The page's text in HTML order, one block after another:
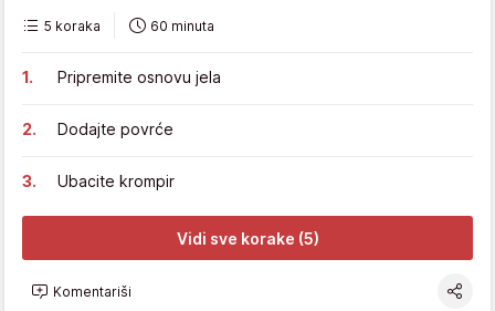
5 koraka 60 minuta
Pripremite osnovu jela
Dodajte povrće
Ubacite krompir
Vidi sve korake (5)
Komentariši